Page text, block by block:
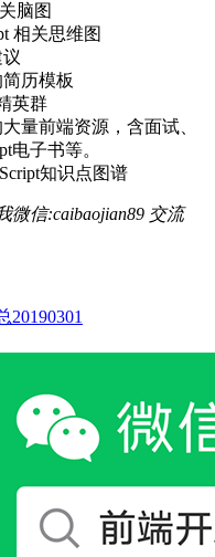
脑图
相关思维图
历模板
英群
量前端资源，含面试、
电子书等。
知识点图谱
微信:caibaojian89 交流